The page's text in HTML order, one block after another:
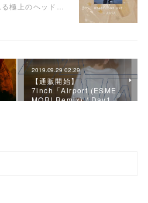
極上のヘッド…
2019.09.29 02:29
【通販開始】
7inch「Airport (ESME
MORI Remix) / Day1」